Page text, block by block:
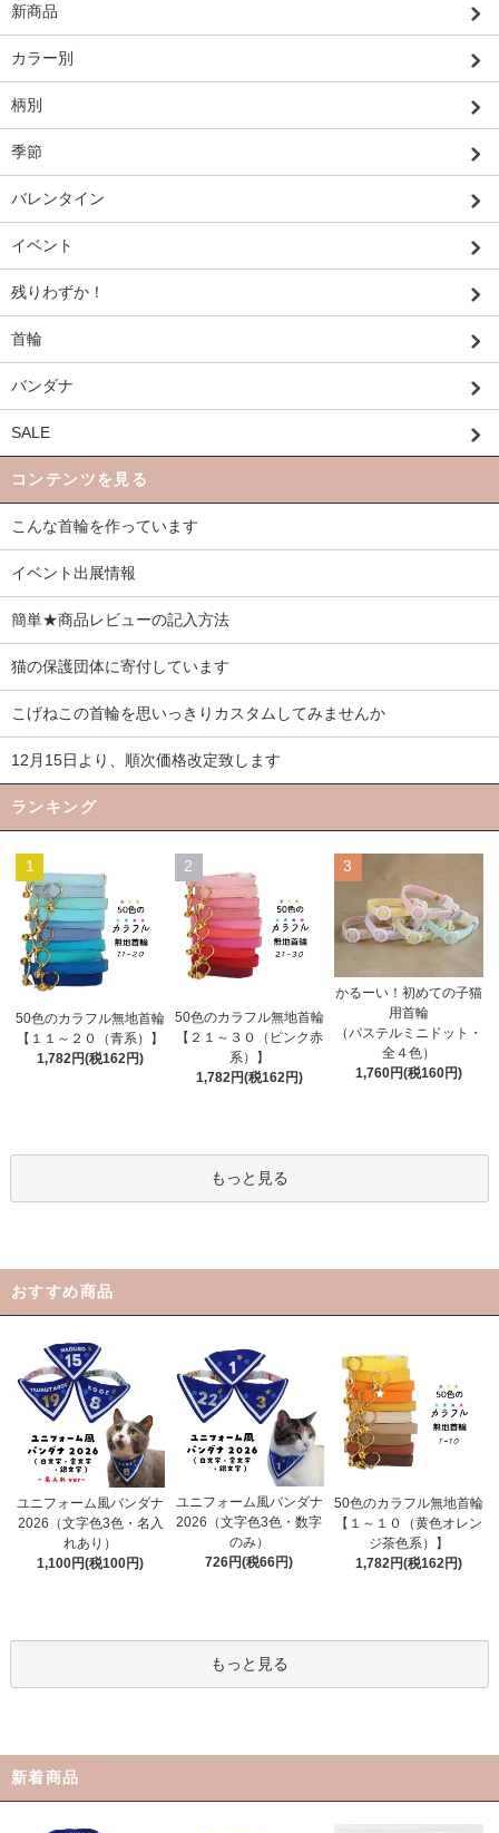
新商品
カラー別
柄別
季節
バレンタイン
イベント
残りわずか！
首輪
バンダナ
SALE
コンテンツを見る
こんな首輪を作っています
イベント出展情報
簡単★商品レビューの記入方法
猫の保護団体に寄付しています
こげねこの首輪を思いっきりカスタムしてみませんか
12月15日より、順次価格改定致します
ランキング
1
50色のカラフル無地首輪
【１１～２０（青系）】
1,782円(税162円)
2
50色のカラフル無地首輪
【２１～３０（ピンク赤
系）】
1,782円(税162円)
3
かるーい！初めての子猫
用首輪
（パステルミニドット・
全４色）
1,760円(税160円)
もっと見る
おすすめ商品
ユニフォーム風バンダナ
2026（文字色3色・名入
れあり）
1,100円(税100円)
ユニフォーム風バンダナ
2026（文字色3色・数字
のみ）
726円(税66円)
50色のカラフル無地首輪
【１～１０（黄色オレン
ジ茶色系）】
1,782円(税162円)
もっと見る
新着商品